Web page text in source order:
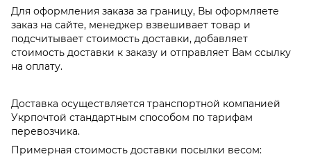
Для оформления заказа за границу, Вы оформляете
заказ на сайте, менеджер взвешивает товар и
подсчитывает стоимость доставки, добавляет
стоимость доставки к заказу и отправляет Вам ссылку
на оплату.
Доставка осуществляется транспортной компанией
Укрпочтой стандартным способом по тарифам
перевозчика.
Примерная стоимость доставки посылки весом: